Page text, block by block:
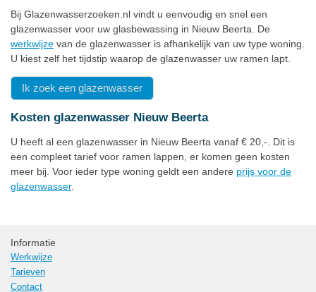
Bij Glazenwasserzoeken.nl vindt u eenvoudig en snel een
glazenwasser voor uw glasbewassing in Nieuw Beerta. De
werkwijze van de glazenwasser is afhankelijk van uw type woning.
U kiest zelf het tijdstip waarop de glazenwasser uw ramen lapt.
Ik zoek een glazenwasser
Kosten glazenwasser Nieuw Beerta
U heeft al een glazenwasser in Nieuw Beerta vanaf € 20,-. Dit is
een compleet tarief voor ramen lappen, er komen geen kosten
meer bij. Voor ieder type woning geldt een andere prijs voor de
glazenwasser.
Informatie
Werkwijze
Tarieven
Contact